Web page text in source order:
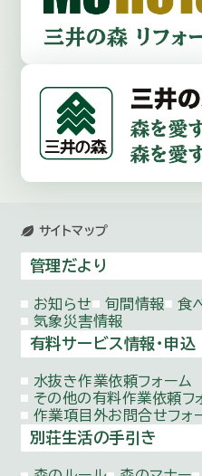
サイトマップ
管理だより
お知らせ 旬間情報 食
気象災害情報
有料サービス情報・申込
水抜き作業依頼フォーム
その他の有料作業依頼フ
作業項目外お問合せフォ
別荘生活の手引き